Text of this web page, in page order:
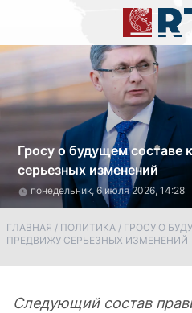
Гросу о будущем составе
серьезных изменений
понедельник, 6 июля 2026, 14:28
ГЛАВНАЯ / ПОЛИТИКА / ГРОСУ О
ПРЕДВИЖУ СЕРЬЕЗНЫХ ИЗМЕНЕНИЙ
Следующий состав